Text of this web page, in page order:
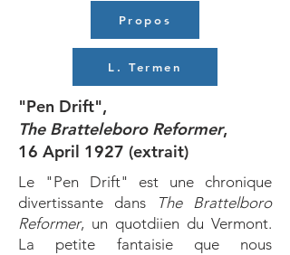
Propos
L. Termen
"Pen Drift",
The Bratteleboro Reformer,
16 April 1927 (extrait)
Le "Pen Drift" est une chronique
divertissante dans
The Brattelboro
Reformer, un quotdiien du Vermont.
La petite fantaisie que nous